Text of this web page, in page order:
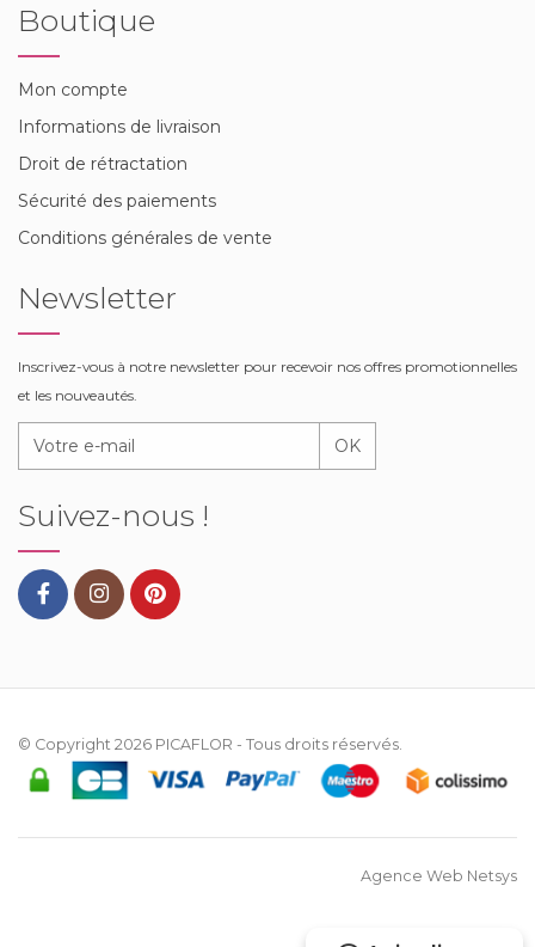
Boutique
Mon compte
Informations de livraison
Droit de rétractation
Sécurité des paiements
Conditions générales de vente
Newsletter
Inscrivez-vous à notre newsletter pour recevoir nos offres promotionnelles
et les nouveautés.
OK
Suivez-nous !
© Copyright 2026 PICAFLOR - Tous droits réservés.
Agence Web Netsys